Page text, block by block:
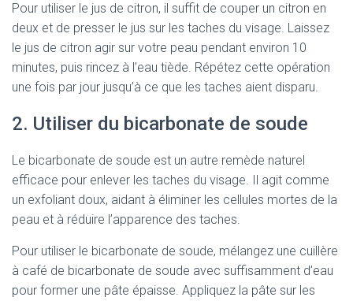
Pour utiliser le jus de citron, il suffit de couper un citron en
deux et de presser le jus sur les taches du visage. Laissez
le jus de citron agir sur votre peau pendant environ 10
minutes, puis rincez à l’eau tiède. Répétez cette opération
une fois par jour jusqu’à ce que les taches aient disparu.
2. Utiliser du bicarbonate de soude
Le bicarbonate de soude est un autre remède naturel
efficace pour enlever les taches du visage. Il agit comme
un exfoliant doux, aidant à éliminer les cellules mortes de la
peau et à réduire l’apparence des taches.
Pour utiliser le bicarbonate de soude, mélangez une cuillère
à café de bicarbonate de soude avec suffisamment d’eau
pour former une pâte épaisse. Appliquez la pâte sur les